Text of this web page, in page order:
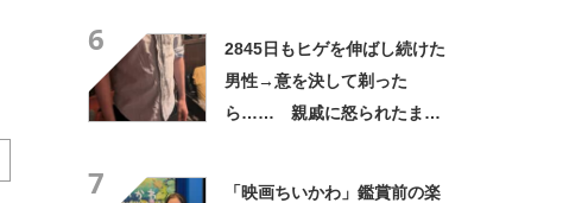
6
2845日もヒゲを伸ばし続けた
男性→意を決して剃った
ら…… 親戚に怒られたまさ
7
「映画ちいかわ」鑑賞前の楽